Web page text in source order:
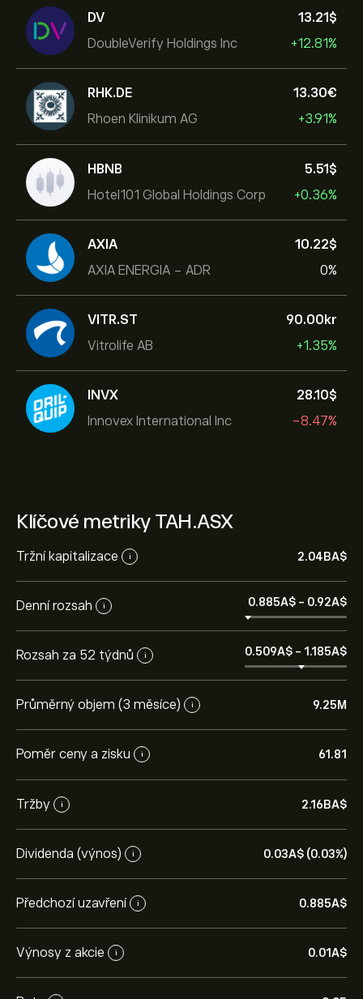
DV
DoubleVerify Holdings Inc
13.21‎$‎
+12.81%
RHK.DE
Rhoen Klinikum AG
13.30‎€‎
+3.91%
HBNB
Hotel101 Global Holdings Corp
5.51‎$‎
+0.36%
AXIA
AXIA ENERGIA - ADR
10.22‎$‎
0%
VITR.ST
Vitrolife AB
90.00‎kr‎
+1.35%
INVX
Innovex International Inc
28.10‎$‎
-8.47%
Klíčové metriky TAH.ASX
Tržní kapitalizace i 2.04B‎A$‎
Denní rozsah i 0.885‎A$‎ - 0.92‎A$‎
Rozsah za 52 týdnů i 0.509‎A$‎ - 1.185‎A$‎
Průměrný objem (3 měsíce) i 9.25M
Poměr ceny a zisku i 61.81
Tržby i 2.16B‎A$‎
Dividenda (výnos) i 0.03‎A$‎ (0.03%)
Předchozí uzavření i 0.885‎A$‎
Výnosy z akcie i 0.01‎A$‎